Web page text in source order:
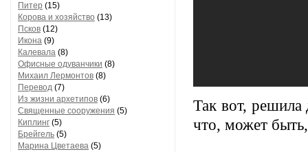
Питер (15)
Корова и хозяйство (13)
Псков (12)
Икона (9)
Калевала (8)
Офисные одуванчики (8)
Михаил Лермонтов (8)
Перевод (7)
Из жизни архетипов (6)
Священные сооружения (5)
Киплинг (5)
Брейгель (5)
Марина Цветаева (5)
Так вот, решила
что, может